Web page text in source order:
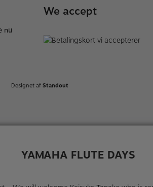
nu
We accept
Designet afStandout
YAMAHA FLUTE DAYS